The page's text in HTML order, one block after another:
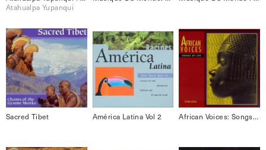
Atahualpa Yupanqui
Sacred Tibet América Latina Vol 2 African Voices: Songs of Life